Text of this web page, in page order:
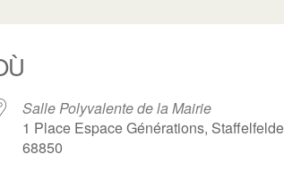
Salle Polyvalente de la Mairie
1 Place Espace Générations,
68850